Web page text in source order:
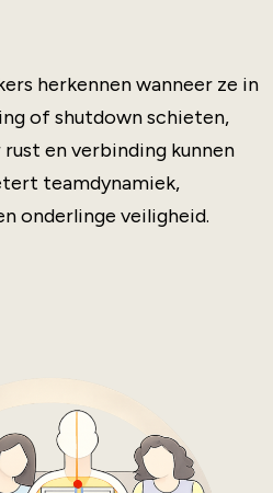
herkennen wanneer ze in
of shutdown schieten,
en verbinding kunnen
teamdynamiek,
onderlinge veiligheid.